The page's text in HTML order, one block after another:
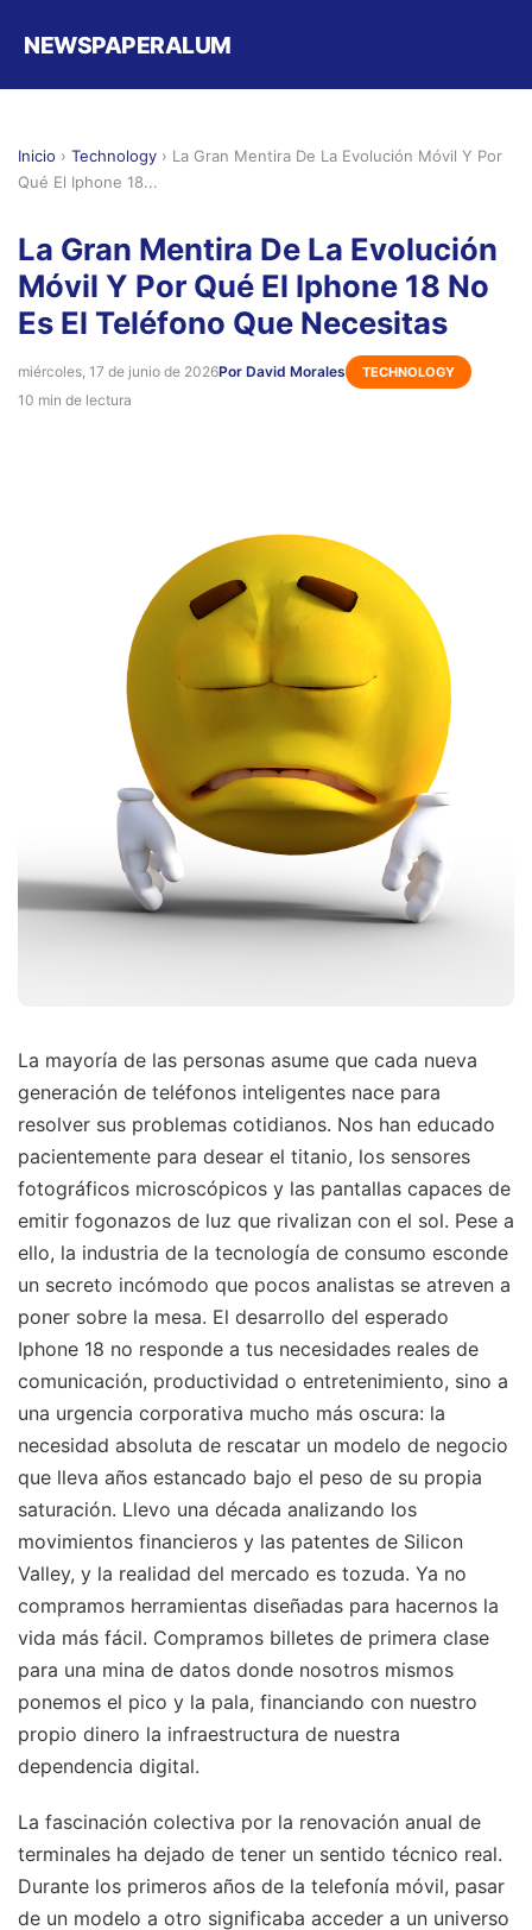
NEWSPAPERALUM
Inicio › Technology › La Gran Mentira De La Evolución Móvil Y Por
Qué El Iphone 18...
La Gran Mentira De La Evolución
Móvil Y Por Qué El Iphone 18 No
Es El Teléfono Que Necesitas
miércoles, 17 de junio de 2026Por David Morales TECHNOLOGY
10 min de lectura
La mayoría de las personas asume que cada nueva
generación de teléfonos inteligentes nace para
resolver sus problemas cotidianos. Nos han educado
pacientemente para desear el titanio, los sensores
fotográficos microscópicos y las pantallas capaces de
emitir fogonazos de luz que rivalizan con el sol. Pese a
ello, la industria de la tecnología de consumo esconde
un secreto incómodo que pocos analistas se atreven a
poner sobre la mesa. El desarrollo del esperado
Iphone 18 no responde a tus necesidades reales de
comunicación, productividad o entretenimiento, sino a
una urgencia corporativa mucho más oscura: la
necesidad absoluta de rescatar un modelo de negocio
que lleva años estancado bajo el peso de su propia
saturación. Llevo una década analizando los
movimientos financieros y las patentes de Silicon
Valley, y la realidad del mercado es tozuda. Ya no
compramos herramientas diseñadas para hacernos la
vida más fácil. Compramos billetes de primera clase
para una mina de datos donde nosotros mismos
ponemos el pico y la pala, financiando con nuestro
propio dinero la infraestructura de nuestra
dependencia digital.
La fascinación colectiva por la renovación anual de
terminales ha dejado de tener un sentido técnico real.
Durante los primeros años de la telefonía móvil, pasar
de un modelo a otro significaba acceder a un universo